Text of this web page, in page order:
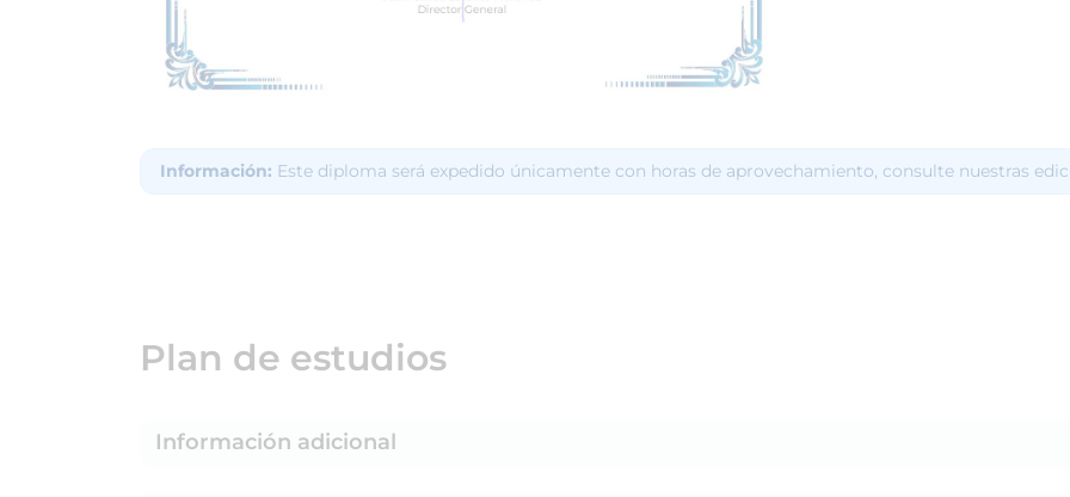
Información: Este diploma será expedido únicamente con horas de aprovechamiento, consulte nuestras
Plan de estudios
Información adicional